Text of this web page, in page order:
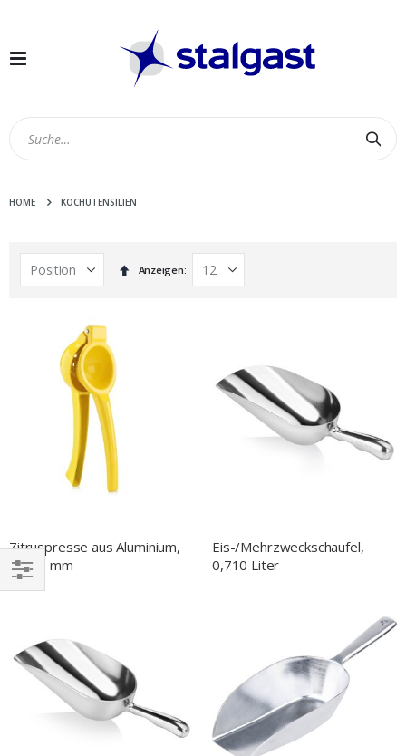
Navigation
HOME KOCHUTENSILIEN
In
absteigender
Anzeigen
Zitruspresse aus Aluminium,
L. 225 mm
Eis-/Mehrzweckschaufel,
0,710 Liter
EINKAUFEN